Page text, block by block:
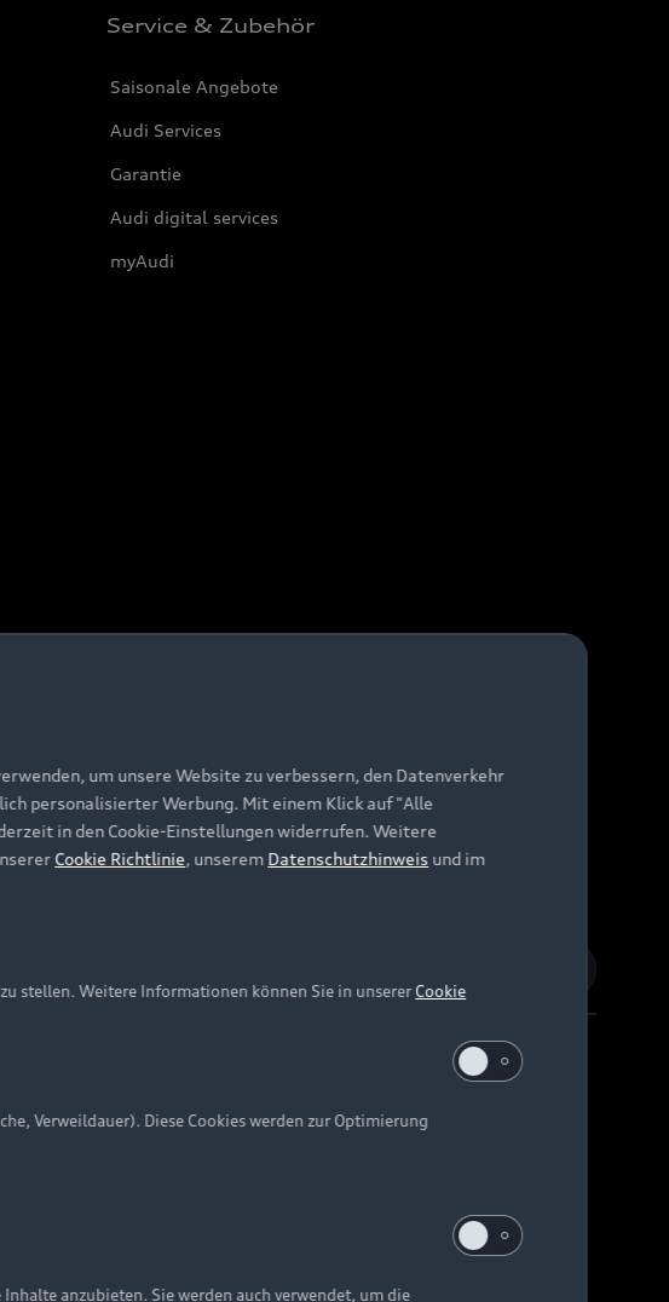
Service & Zubehör
Saisonale Angebote
Audi Services
Garantie
Audi digital services
myAudi
Richtlinie Barrierefreiheit Digital Services Act
Webseite kann abweichen.
um unsere Website zu verbessern, den Datenverkehr
personalisierter Werbung. Mit einem Klick auf "Alle
in den Cookie-Einstellungen widerrufen. Weitere
Cookie Richtlinie, unserem Datenschutzhinweis und im
stellen. Weitere Informationen können Sie in unsererCookie
Verweildauer). Diese Cookies werden zur Optimierung
anzubieten. Sie werden auch verwendet, um die